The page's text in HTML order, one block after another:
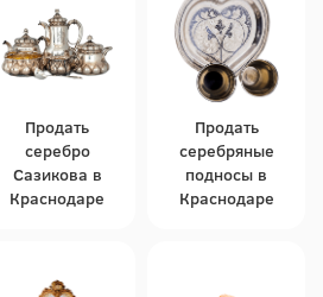
Продать
серебро
Сазикова в
Краснодаре
Продать
серебряные
подносы в
Краснодаре